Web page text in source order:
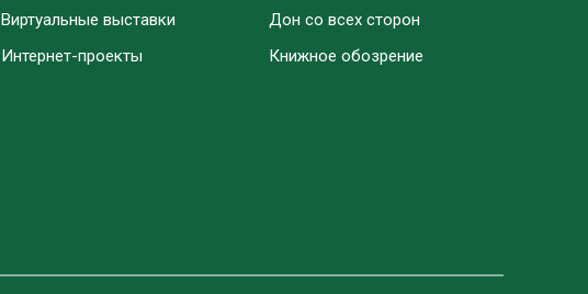
Виртуальные выставки
Интернет-проекты
Дон со всех сторон
Книжное обозрение